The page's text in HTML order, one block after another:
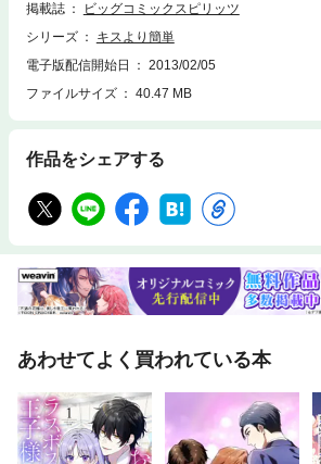
掲載誌
ビッグコミックスピリッツ
シリーズ
キスより簡単
電子版配信開始日
2013/02/05
ファイルサイズ
40.47 MB
作品をシェアする
あわせてよく買われている本